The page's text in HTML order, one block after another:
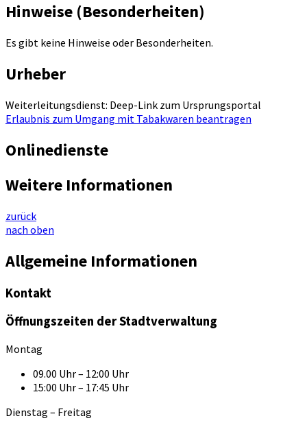
Hinweise (Besonderheiten)
Es gibt keine Hinweise oder Besonderheiten.
Urheber
Weiterleitungsdienst: Deep-Link zum Ursprungsportal
Erlaubnis zum Umgang mit Tabakwaren beantragen
Onlinedienste
Weitere Informationen
zurück
nach oben
Allgemeine Informationen
Kontakt
Öffnungszeiten der Stadtverwaltung
Montag
09.00 Uhr – 12:00 Uhr
15:00 Uhr – 17:45 Uhr
Dienstag – Freitag